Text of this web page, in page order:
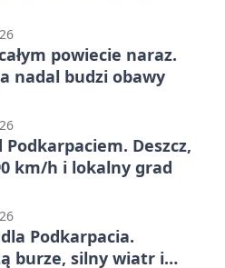
powiecie naraz.
nadal budzi obawy
Podkarpaciem. Deszcz,
km/h i lokalny grad
Podkarpacia.
burze, silny wiatr i